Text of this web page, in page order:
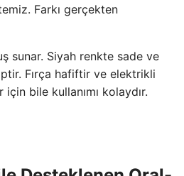
Farkı gerçekten
sunar. Siyah renkte sade ve
Fırça hafiftir ve elektrikli
bile kullanımı kolaydır.